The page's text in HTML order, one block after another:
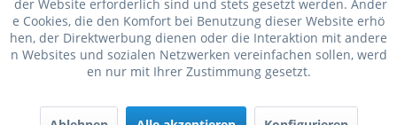
der Website erforderlich sind und stets gesetzt werden. Ander
e Cookies, die den Komfort bei Benutzung dieser Website erhö
hen, der Direktwerbung dienen oder die Interaktion mit andere
n Websites und sozialen Netzwerken vereinfachen sollen, werd
en nur mit Ihrer Zustimmung gesetzt.